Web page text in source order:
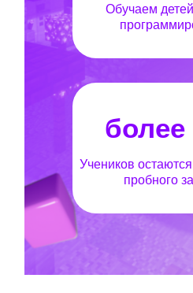
Обучаем
более
Учеников
пробного